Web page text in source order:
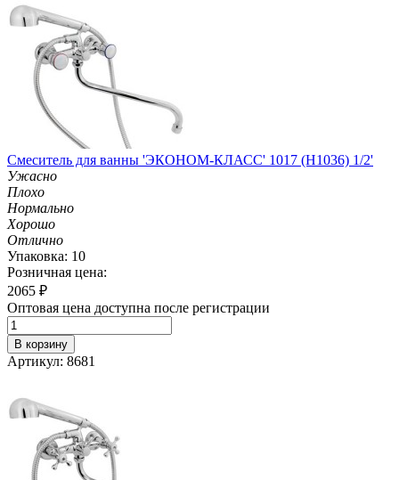
Смеситель для ванны 'ЭКОНОМ-КЛАСС' 1017 (H1036) 1/2'
Ужасно
Плохо
Нормально
Хорошо
Отлично
Упаковка: 10
Розничная цена:
2065 ₽
Оптовая цена доступна после регистрации
В корзину
Артикул: 8681